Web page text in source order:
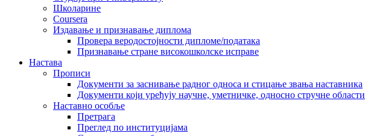
Школарине
Coursera
Издавање и признавање диплома
Провера веродостојности дипломе/података
Признавање стране високошколске исправе
Настава
Прописи
Документи за заснивање радног односа и стицање звања наставника
Документи који уређују научне, уметничке, односно стручне области
Наставно особље
Претрага
Преглед по институцијама